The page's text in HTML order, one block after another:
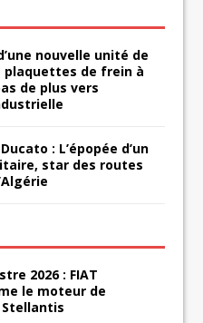
nouvelle unité de
de frein à
de plus vers
: L’épopée d’un
star des routes
2026 : FIAT
le moteur de